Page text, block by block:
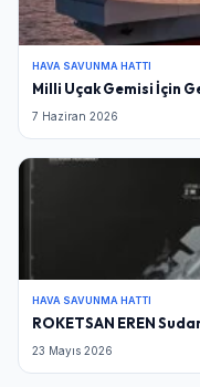
HAVA SAVUNMA HATTI
Milli Uçak Gemisi İçin
7 Haziran 2026
HAVA SAVUNMA HATTI
ROKETSAN EREN
23 Mayıs 2026